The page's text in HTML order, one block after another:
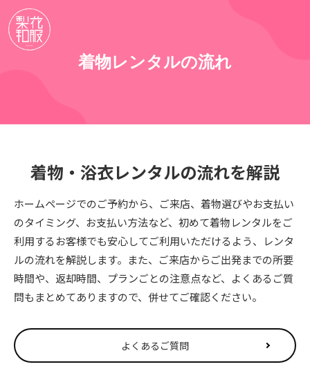
着物レンタルの流れ
着物・浴衣レンタルの流れを解説
ホームページでのご予約から、ご来店、着物選びやお支払い
のタイミング、お支払い方法など、初めて着物レンタルをご
利用するお客様でも安心してご利用いただけるよう、レンタ
ルの流れを解説します。また、ご来店からご出発までの所要
時間や、返却時間、プランごとの注意点など、よくあるご質
問もまとめてありますので、併せてご確認ください。
よくあるご質問